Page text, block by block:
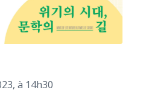
à 14h30